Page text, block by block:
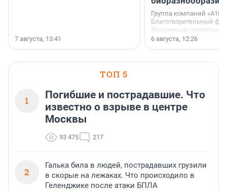
7 августа, 13:41
Группа компаний
Благотворительный
бездомным животным
заключили соглашение
6 августа, 12:26
ТОП 5
1
Погибшие и пострадавшие. Что
известно о взрыве в центре
Москвы
93 475 217
2
Галька била в людей, пострадавших грузили
в скорые на лежаках. Что происходило в
Геленджике после атаки БПЛА